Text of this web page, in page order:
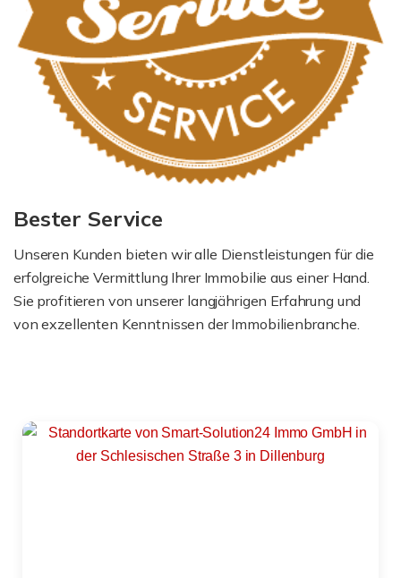
Bester Service
Unseren Kunden bieten wir alle Dienstleistungen für die
erfolgreiche Vermittlung Ihrer Immobilie aus einer Hand.
Sie profitieren von unserer langjährigen Erfahrung und
von exzellenten Kenntnissen der Immobilienbranche.